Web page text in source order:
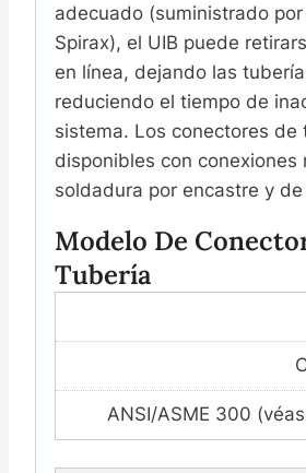
adecuado (suministrado
Spirax), el UIB puede
en línea, dejando las
reduciendo el tiempo de
sistema. Los conectores de
disponibles con conexiones
soldadura por encastre y
Modelo De
Tubería
ANSI/ASME 300